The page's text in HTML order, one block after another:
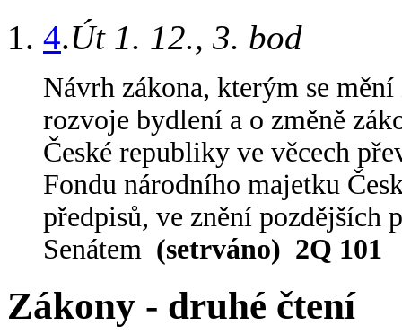
4.Út 1. 12., 3. bod
Návrh zákona, kterým se
rozvoje bydlení a o změně
České republiky ve věcech
Fondu národního majetku
předpisů, ve znění pozdějších
Senátem (setrváno) 2Q 101
Zákony - druhé čtení